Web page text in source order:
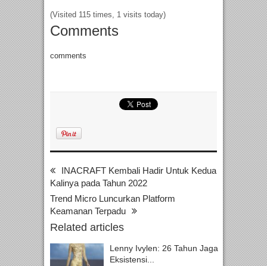
(Visited 115 times, 1 visits today)
Comments
comments
INACRAFT Kembali Hadir Untuk Kedua
Kalinya pada Tahun 2022
Trend Micro Luncurkan Platform
Keamanan Terpadu
Related articles
Lenny Ivylen: 26 Tahun Jaga
Eksistensi...